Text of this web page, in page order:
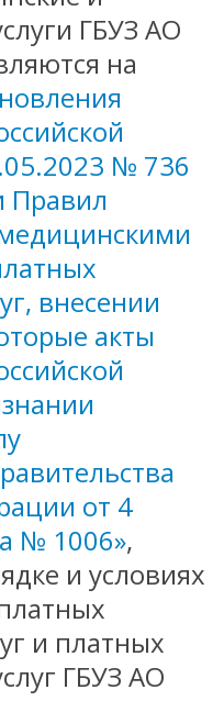
ГБУЗ АО
на
№ 736
Правил
внесении
акты
от 4
№ 1006»,
и условиях
и платных
ГБУЗ АО